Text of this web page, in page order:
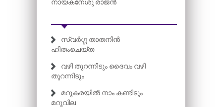
നായകനേശു രാജൻ
സ്വര്‍ഗ്ഗ താതനിന്‍
ഹിതംചെയ്ത
വഴി തുറന്നിടും ദൈവം വഴി
തുറന്നിടും
മറുകരയിൽ നാം കണ്ടിടും
മറുവില